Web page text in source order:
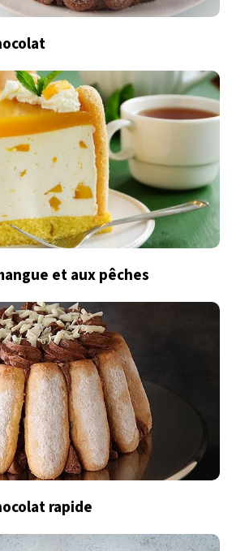
et aux pêches
rapide